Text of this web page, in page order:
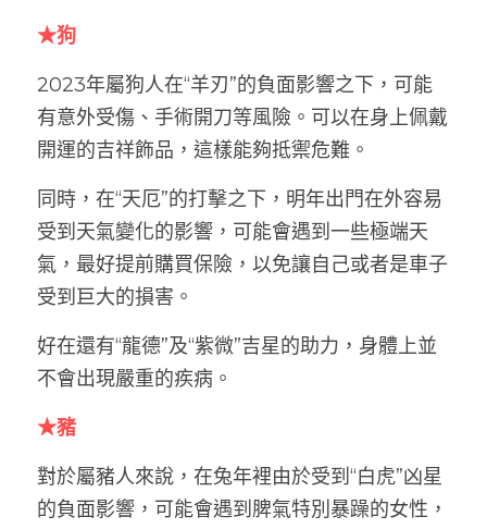
★狗
2023年屬狗人在“羊刃”的負面影響之下，可能
有意外受傷、手術開刀等風險。可以在身上佩戴
開運的吉祥飾品，這樣能夠抵禦危難。
同時，在“天厄”的打擊之下，明年出門在外容易
受到天氣變化的影響，可能會遇到一些極端天
氣，最好提前購買保險，以免讓自己或者是車子
受到巨大的損害。
好在還有“龍德”及“紫微”吉星的助力，身體上並
不會出現嚴重的疾病。
★豬
對於屬豬人來說，在兔年裡由於受到“白虎”凶星
的負面影響，可能會遇到脾氣特別暴躁的女性，